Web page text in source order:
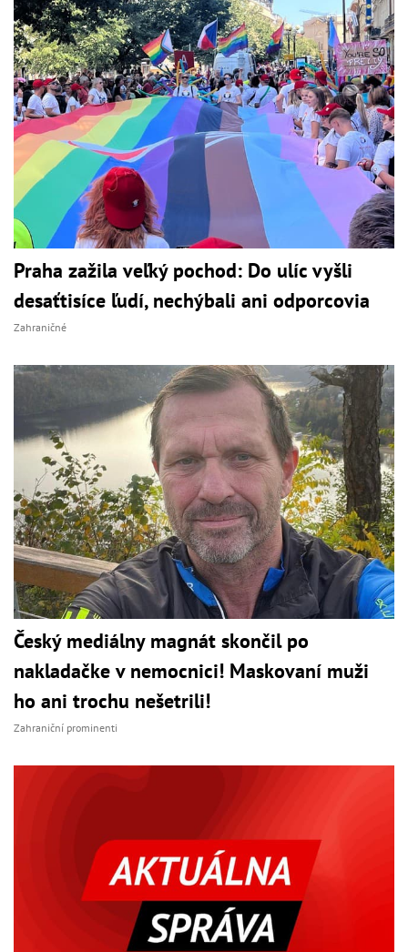
Praha zažila veľký pochod: Do ulíc vyšli
desaťtisíce ľudí, nechýbali ani odporcovia
Zahraničné
Český mediálny magnát skončil po
nakladačke v nemocnici! Maskovaní muži
ho ani trochu nešetrili!
Zahraniční prominenti